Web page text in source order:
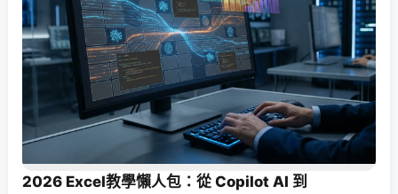
2026 Excel教學懶人包：從 Copilot AI 到